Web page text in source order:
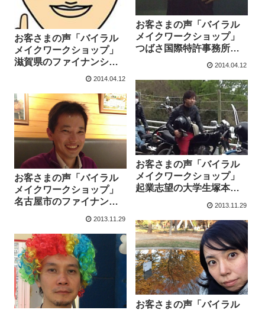
お客さまの声「バイラル
メイクワークショップ」
つばさ国際特許事務所神
戸オフィス支所長・弁理
2014.04.12
お客さまの声「バイラル
メイクワークショップ」
滋賀県のファイナンシャ
ルプランナー坪田秀明さ
2014.04.12
お客さまの声「バイラル
メイクワークショップ」
起業志望の大学生塚本雄
2013.11.29
お客さまの声「バイラル
メイクワークショップ」
名古屋市のファイナンシ
2013.11.29
お客さまの声「バイラル